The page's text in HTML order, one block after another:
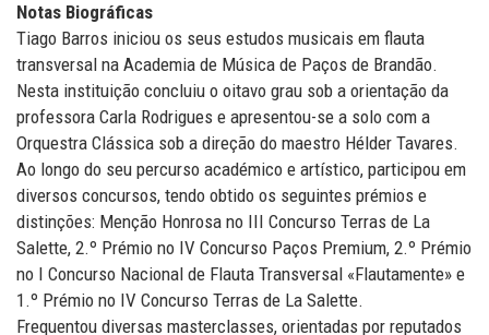
Notas Biográficas
Tiago Barros iniciou os seus estudos musicais em flauta
transversal na Academia de Música de Paços de Brandão.
Nesta instituição concluiu o oitavo grau sob a orientação da
professora Carla Rodrigues e apresentou-se a solo com a
Orquestra Clássica sob a direção do maestro Hélder Tavares.
Ao longo do seu percurso académico e artístico, participou em
diversos concursos, tendo obtido os seguintes prémios e
distinções: Menção Honrosa no III Concurso Terras de La
Salette, 2.º Prémio no IV Concurso Paços Premium, 2.º Prémio
no I Concurso Nacional de Flauta Transversal «Flautamente» e
1.º Prémio no IV Concurso Terras de La Salette.
Frequentou diversas masterclasses, orientadas por reputados